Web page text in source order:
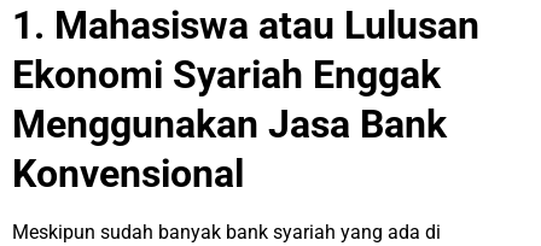
1. Mahasiswa atau Lulusan
Ekonomi Syariah Enggak
Menggunakan Jasa Bank
Konvensional
Meskipun sudah banyak bank syariah yang ada di